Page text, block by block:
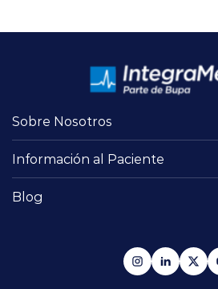
Reserva de
modo claro
Sobre Nosotros
Información al Paciente
Blog